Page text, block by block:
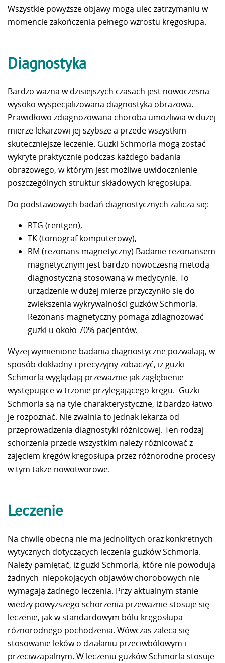
Wszystkie powyższe objawy mogą ulec zatrzymaniu w
momencie zakończenia pełnego wzrostu kręgosłupa.
Diagnostyka
Bardzo ważna w dzisiejszych czasach jest nowoczesna
wysoko wyspecjalizowana diagnostyka obrazowa.
Prawidłowo zdiagnozowana choroba umożliwia w dużej
mierze lekarzowi jej szybsze a przede wszystkim
skuteczniejsze leczenie. Guzki Schmorla mogą zostać
wykryte praktycznie podczas każdego badania
obrazowego, w którym jest możliwe uwidocznienie
poszczególnych struktur składowych kręgosłupa.
Do podstawowych badań diagnostycznych zalicza się:
RTG (rentgen),
TK (tomograf komputerowy),
RM (rezonans magnetyczny) Badanie rezonansem
magnetycznym jest bardzo nowoczesną metodą
diagnostyczną stosowaną w medycynie. To
urządzenie w dużej mierze przyczyniło się do
zwiekszenia wykrywalności guzków Schmorla.
Rezonans magnetyczny pomaga zdiagnozować
guzki u około 70% pacjentów.
Wyżej wymienione badania diagnostyczne pozwalają, w
sposób dokładny i precyzyjny zobaczyć, iż guzki
Schmorla wyglądają przeważnie jak zagłębienie
występujące w trzonie przylegającego kręgu. Guzki
Schmorla są na tyle charakterystyczne, iż bardzo łatwo
je rozpoznać. Nie zwalnia to jednak lekarza od
przeprowadzenia diagnostyki różnicowej. Ten rodzaj
schorzenia przede wszystkim należy różnicować z
zajęciem kręgów kręgosłupa przez różnorodne procesy
w tym także nowotworowe.
Leczenie
Na chwilę obecną nie ma jednolitych oraz konkretnych
wytycznych dotyczących leczenia guzków Schmorla.
Należy pamiętać, iż guzki Schmorla, które nie powodują
żadnych niepokojących objawów chorobowych nie
wymagają żadnego leczenia. Przy aktualnym stanie
wiedzy powyższego schorzenia przeważnie stosuje się
leczenie, jak w standardowym bólu kręgosłupa
różnorodnego pochodzenia. Wówczas zaleca się
stosowanie leków o działaniu przeciwbólowym i
przeciwzapalnym. W leczeniu guzków Schmorla stosuje